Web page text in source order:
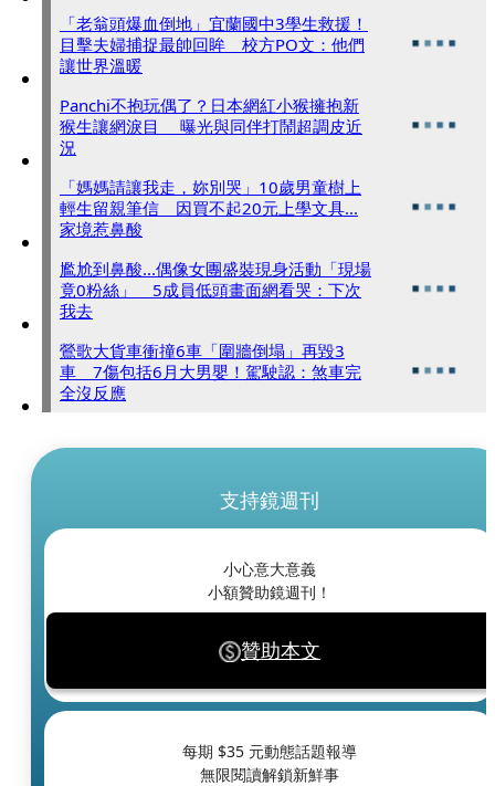
「老翁頭爆血倒地」宜蘭國中3學生救援！
目擊夫婦捕捉最帥回眸 校方PO文：他們
讓世界溫暖
Panchi不抱玩偶了？日本網紅小猴擁抱新
猴生讓網淚目 曝光與同伴打鬧超調皮近
況
「媽媽請讓我走，妳別哭」10歲男童樹上
輕生留親筆信 因買不起20元上學文具...
家境惹鼻酸
尷尬到鼻酸...偶像女團盛裝現身活動「現場
竟0粉絲」 5成員低頭畫面網看哭：下次
我去
鶯歌大貨車衝撞6車「圍牆倒塌」再毀3
車 7傷包括6月大男嬰！駕駛認：煞車完
全沒反應
支持鏡週刊
小心意大意義
小額贊助鏡週刊！
贊助本文
每期 $35 元動態話題報導
無限閱讀解鎖新鮮事